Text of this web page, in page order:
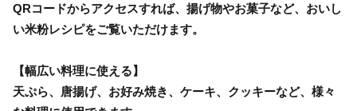
QRコードからアクセスすれば、揚げ物やお菓子など、おいし
い米粉レシピをご覧いただけます。
【幅広い料理に使える】
天ぷら、唐揚げ、お好み焼き、ケーキ、クッキーなど、様々